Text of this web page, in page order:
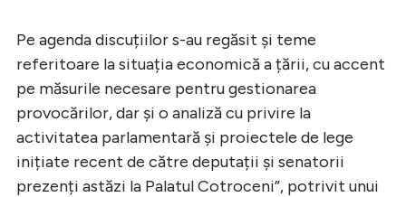
Pe agenda discuțiilor s-au regăsit și teme
referitoare la situația economică a țării, cu accent
pe măsurile necesare pentru gestionarea
provocărilor, dar și o analiză cu privire la
activitatea parlamentară și proiectele de lege
inițiate recent de către deputații și senatorii
prezenți astăzi la Palatul Cotroceni”, potrivit unui